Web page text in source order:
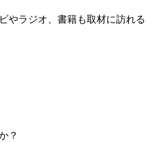
ラジオ、書籍も取材に訪れ
？